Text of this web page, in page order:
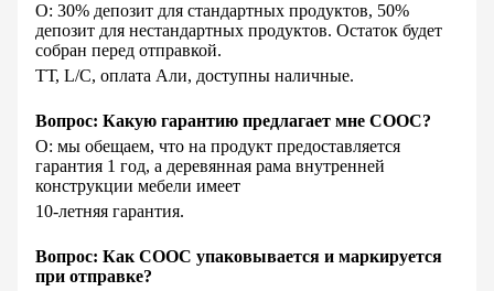
О: 30% депозит для стандартных продуктов, 50%
депозит для нестандартных продуктов. Остаток будет
собран перед отправкой.
ТТ, L/C, оплата Али, доступны наличные.
Вопрос: Какую гарантию предлагает мне COOC?
О: мы обещаем, что на продукт предоставляется
гарантия 1 год, а деревянная рама внутренней
конструкции мебели имеет
10-летняя гарантия.
Вопрос: Как COOC упаковывается и маркируется
при отправке?